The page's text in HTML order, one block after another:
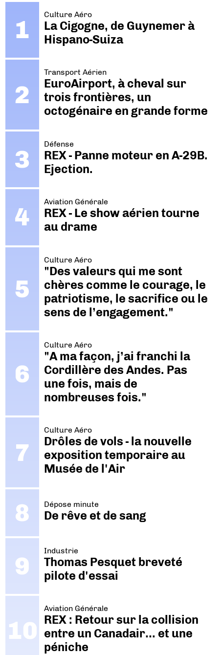
Culture Aéro
La Cigogne, de Guynemer à
Hispano-Suiza
Transport Aérien
EuroAirport, à cheval sur
trois frontières, un
octogénaire en grande forme
Défense
REX - Panne moteur en A-29B.
Ejection.
Aviation Générale
REX - Le show aérien tourne
au drame
Culture Aéro
"Des valeurs qui me sont
chères comme le courage, le
patriotisme, le sacrifice ou le
sens de l’engagement."
Culture Aéro
"A ma façon, j’ai franchi la
Cordillère des Andes. Pas
une fois, mais de
nombreuses fois."
Culture Aéro
Drôles de vols - la nouvelle
exposition temporaire au
Musée de l'Air
Dépose minute
De rêve et de sang
Industrie
Thomas Pesquet breveté
pilote d'essai
Aviation Générale
REX : Retour sur la collision
entre un Canadair… et une
péniche